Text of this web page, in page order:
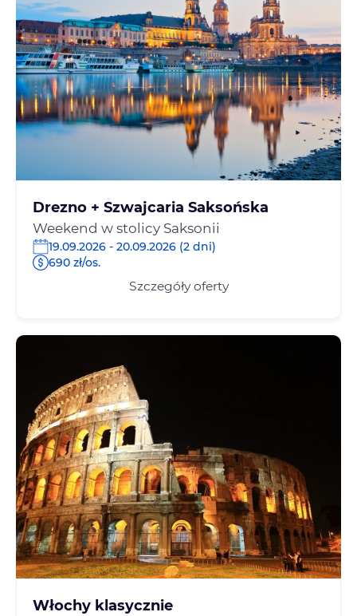
Drezno + Szwajcaria Saksońska
Weekend w stolicy Saksonii
19.09.2026 - 20.09.2026 (2 dni)
690 zł/os.
Szczegóły oferty
Włochy klasycznie